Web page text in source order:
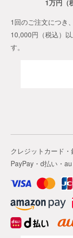
1万円（
1回のご注文につき
10,000円（税込）
す。
クレジットカード
PayPay・d払い・au